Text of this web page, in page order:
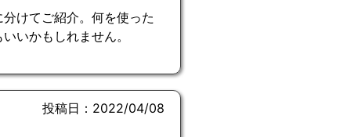
けてご紹介。何を使った
いかもしれません。
投稿日：2022/04/08